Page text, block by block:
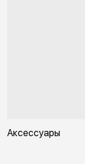
Аксессуары